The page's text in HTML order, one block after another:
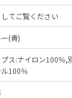
てご覧ください
(青)
プス:ナイロン100％,
ル100％